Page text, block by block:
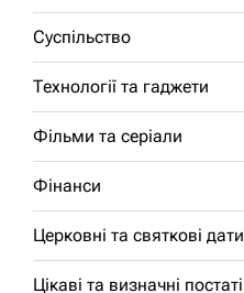
Суспільство
Технології та гаджети
Фільми та серіали
Фінанси
Церковні та святкові дати
Цікаві та визначні постаті